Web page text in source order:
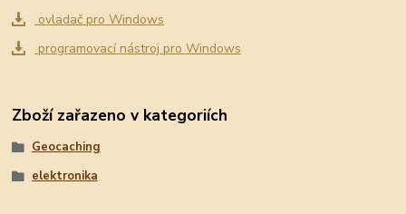
ovladač pro Windows
programovací nástroj pro Windows
Zboží zařazeno v kategoriích
Geocaching
elektronika